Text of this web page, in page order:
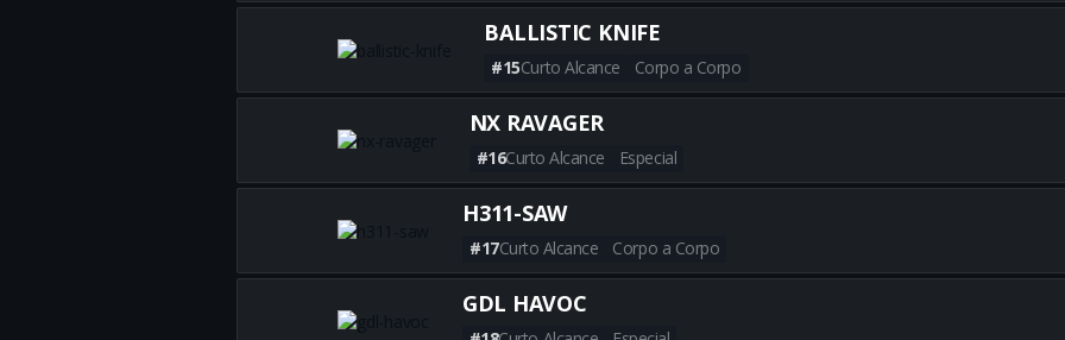
Obtenha todas as melhores
BALLISTIC KNIFE
#15Curto Alcance
Corpo a Corpo
Obtenha todas as melhores
NX RAVAGER
#16Curto Alcance
Especial
Obtenha todas as melhores
H311-SAW
#17Curto Alcance
Corpo a Corpo
Obtenha todas as melhores
GDL HAVOC